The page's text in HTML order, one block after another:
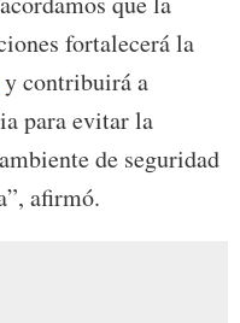
fortalecerá la
y contribuirá a
para evitar la
de seguridad
afirmó.